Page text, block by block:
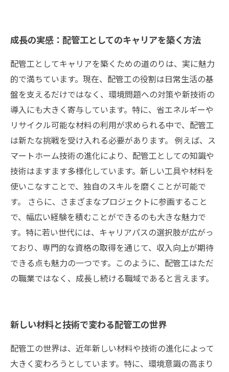
成長の実感：配管工としてのキャリアを築く方法
配管工としてキャリアを築くための道のりは、実に魅力
的で満ちています。現在、配管工の役割は日常生活の基
盤を支えるだけではなく、環境問題への対策や新技術の
導入にも大きく寄与しています。特に、省エネルギーや
リサイクル可能な材料の利用が求められる中で、配管工
は新たな挑戦を受け入れる必要があります。 例えば、ス
マートホーム技術の進化により、配管工としての知識や
技術はますます多様化しています。新しい工具や材料を
使いこなすことで、独自のスキルを磨くことが可能で
す。 さらに、さまざまなプロジェクトに参画すること
で、幅広い経験を積むことができるのも大きな魅力で
す。特に若い世代には、キャリアパスの選択肢が広がっ
ており、専門的な資格の取得を通じて、収入向上が期待
できる点も魅力の一つです。このように、配管工はただ
の職業ではなく、成長し続ける職域であると言えます。
新しい材料と技術で変わる配管工の世界
配管工の世界は、近年新しい材料や技術の進化によって
大きく変わろうとしています。特に、環境意識の高まり